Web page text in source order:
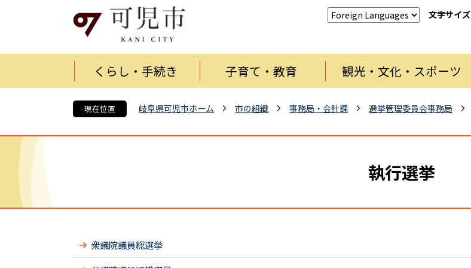
文字サイズ
くらし・手続き 子育て・教育 観光・文化・スポーツ
現在位置 岐阜県可児市ホーム 市の組織 事務局・会計課 選挙管理委員会事務局
執行選挙
衆議院議員総選挙